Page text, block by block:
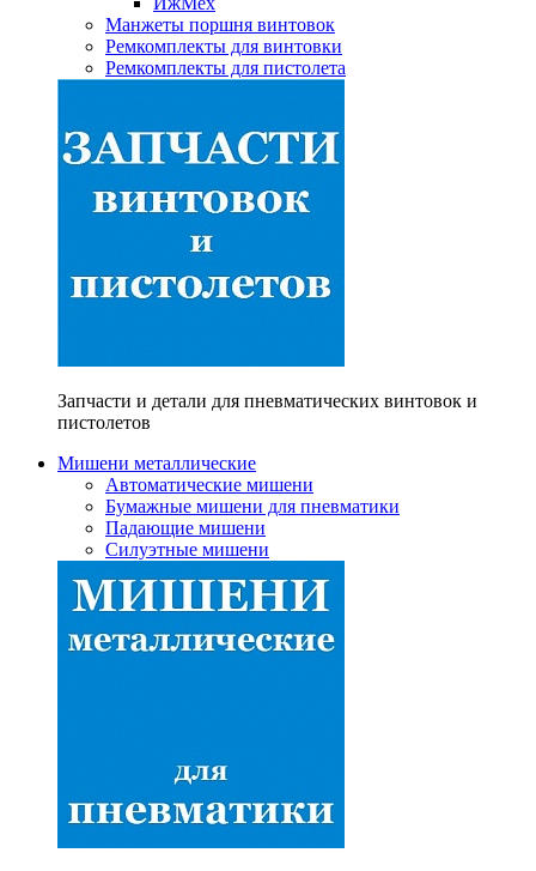
Манжеты поршня винтовок
Ремкомплекты для винтовки
Ремкомплекты для пистолета
Запчасти и детали для пневматических винтовок и
пистолетов
Мишени металлические
Автоматические мишени
Бумажные мишени для пневматики
Падающие мишени
Силуэтные мишени